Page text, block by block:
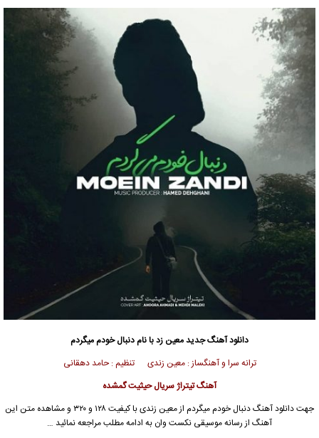
دانلود آهنگ جدیدمعین زد با نام دنبال خودم میگردم
ترانه سرا و آهنگساز : معین زندی تنظیم : حامد دهقانی
آهنگ تیتراژ سریال حیثیت گمشده
جهتدانلود آهنگدنبال خودم میگردم ازمعین زندی
با کیفیت ۱۲۸ و ۳۲۰ و مشاهده متن این
آهنگ از رسانه موسیقی نکست وان به ادامه مطلب مراجعه نمائید …